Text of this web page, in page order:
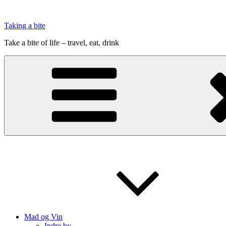
indhold
Taking a bite
Take a bite of life – travel, eat, drink
Mad og Vin